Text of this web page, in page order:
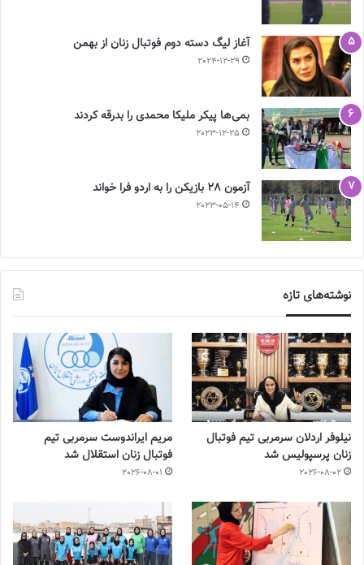
آغاز لیگ دسته دوم فوتبال زنان از بهمن
2024-12-29
بمی‌ها پیکر ملیکا محمدی را بدرقه کردند
2023-12-25
آزمون 28 بازیکن را به اردو فرا خواند
2023-05-14
نوشته‌های تازه
نیلوفر اردلان سرمربی تیم فوتبال
زنان پرسپولیس شد
2026-08-02
مریم ایراندوست سرمربی تیم
فوتبال زنان استقلال شد
2026-08-01